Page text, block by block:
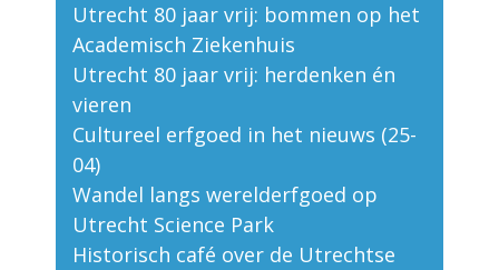
Utrecht 80 jaar vrij: bommen op het
Academisch Ziekenhuis
Utrecht 80 jaar vrij: herdenken én
vieren
Cultureel erfgoed in het nieuws (25-
04)
Wandel langs werelderfgoed op
Utrecht Science Park
Historisch café over de Utrechtse